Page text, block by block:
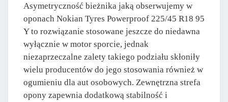
Asymetryczność bieżnika jaką obserwujemy w
oponach Nokian Tyres Powerproof 225/45 R18 95
Y to rozwiązanie stosowane jeszcze do niedawna
wyłącznie w motor sporcie, jednak
niezaprzeczalne zalety takiego podziału skłoniły
wielu producentów do jego stosowania również w
ogumieniu dla aut osobowych. Zewnętrzna strefa
opony zapewnia dodatkową stabilność i